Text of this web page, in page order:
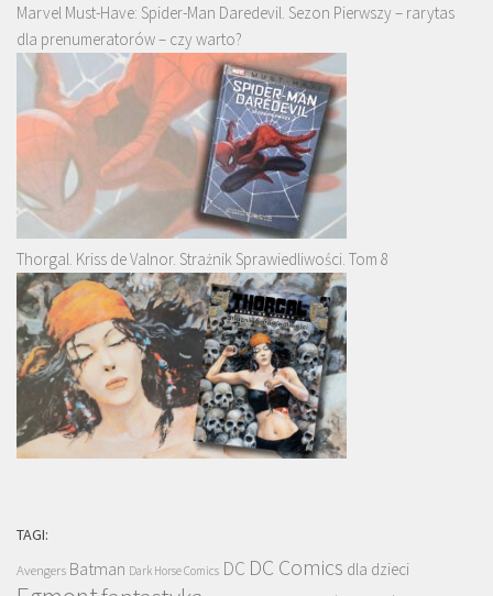
Marvel Must-Have: Spider-Man Daredevil. Sezon Pierwszy – rarytas
dla prenumeratorów – czy warto?
Thorgal. Kriss de Valnor. Strażnik Sprawiedliwości. Tom 8
TAGI:
Avengers Batman Dark Horse Comics DC DC Comics dla dzieci